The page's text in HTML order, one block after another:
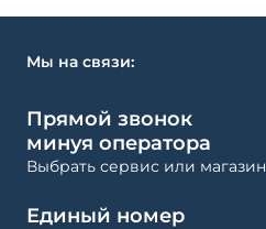
Мы на связи:
Прямой звонок
минуя оператора
Выбрать сервис или магазин
Единый номер